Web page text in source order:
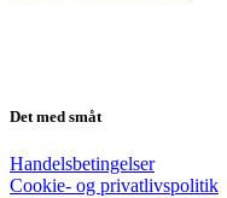
Det med småt
Handelsbetingelser
Cookie- og privatlivspolitik